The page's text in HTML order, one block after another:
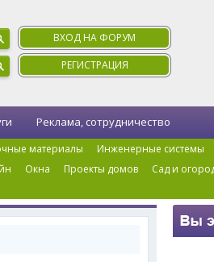
ВХОД НА ФОРУМ
РЕГИСТРАЦИЯ
материалы Инженерные системы
Окна Проекты домов Сад и
Реклама, сотрудничество